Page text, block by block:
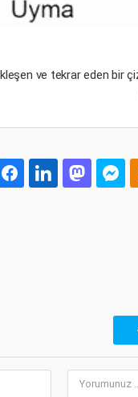
ve tekrar eden bir